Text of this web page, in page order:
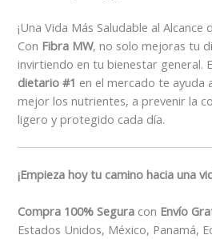
¡Una Vida Más Saludable al Alcance
Con Fibra MW, no solo mejoras tu
invirtiendo en tu bienestar general.
dietario #1 en el mercado te ayuda
mejor los nutrientes, a prevenir la
ligero y protegido cada día.
¡Empieza hoy tu camino hacia una
Compra 100% Segura con Envío
Estados Unidos, México, Panamá,